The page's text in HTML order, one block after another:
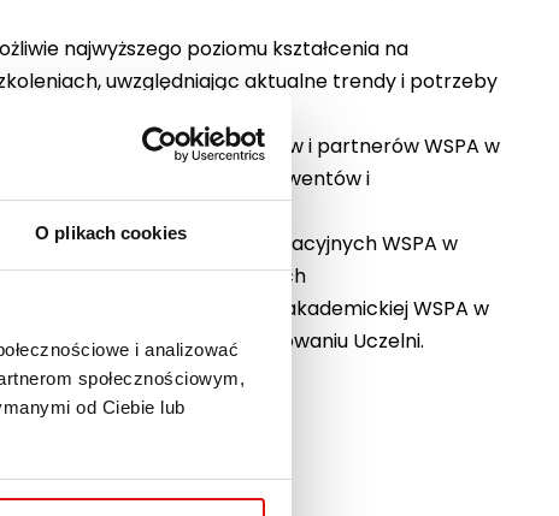
O plikach cookies
i analizować
społecznościowym,
od Ciebie lub
najwyższego poziomu kształcenia na
uwzględniając aktualne trendy i potrzeby
dla wszystkich klientów i partnerów WSPA w
studentów, słuchaczy, absolwentów i
oraz administracyjnych WSPA w
i celów z nią związanych
członków społeczności akademickiej WSPA w
w prawidłowym funkcjonowaniu Uczelni.